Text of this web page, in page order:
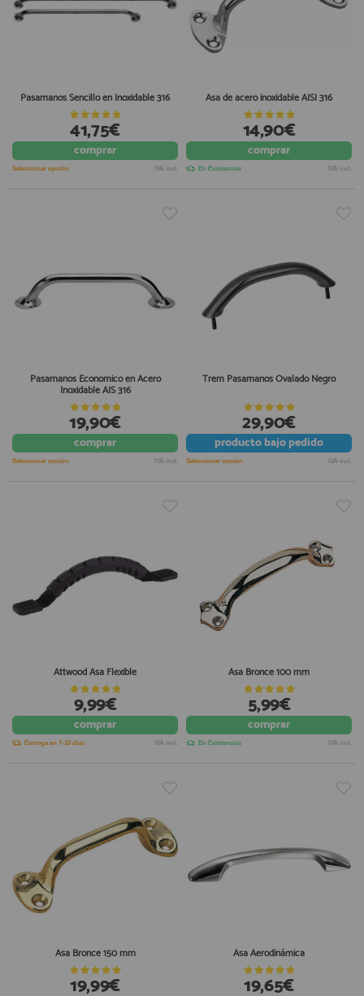
Pasamanos Sencillo en Inoxidable 316
41,75€
comprar
Seleccionar opción IVA incl.
Asa de acero inoxidable AISI 316
14,90€
comprar
En Existencias IVA incl.
Pasamanos Económico en Acero
Inoxidable AIS 316
19,90€
comprar
Seleccionar opción IVA incl.
Trem Pasamanos Ovalado Negro
29,90€
productobajo pedido
Seleccionar opción IVA incl.
Attwood Asa Flexible
9,99€
comprar
Entrega en 7-10 días IVA incl.
Asa Bronce 100 mm
5,99€
comprar
En Existencias IVA incl.
Asa Bronce 150 mm
19,99€
Asa Aerodinámica
19,65€